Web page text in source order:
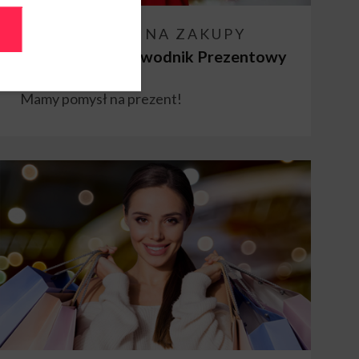
ZAPRASZAMY NA ZAKUPY
Świąteczny Przewodnik Prezentowy
Mamy pomysł na prezent!